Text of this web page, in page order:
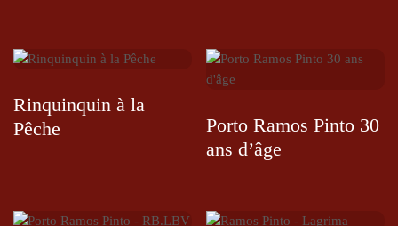
Rinquinquin à la
Pêche
Porto Ramos Pinto 30
ans d’âge